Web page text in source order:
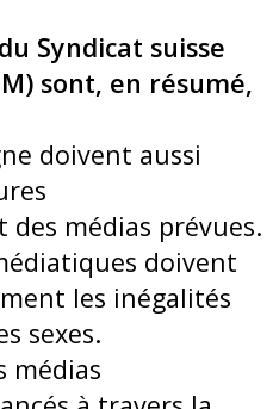
Syndicat suisse
sont, en résumé,
doivent aussi
des médias prévues.
doivent
les inégalités
sexes.
médias